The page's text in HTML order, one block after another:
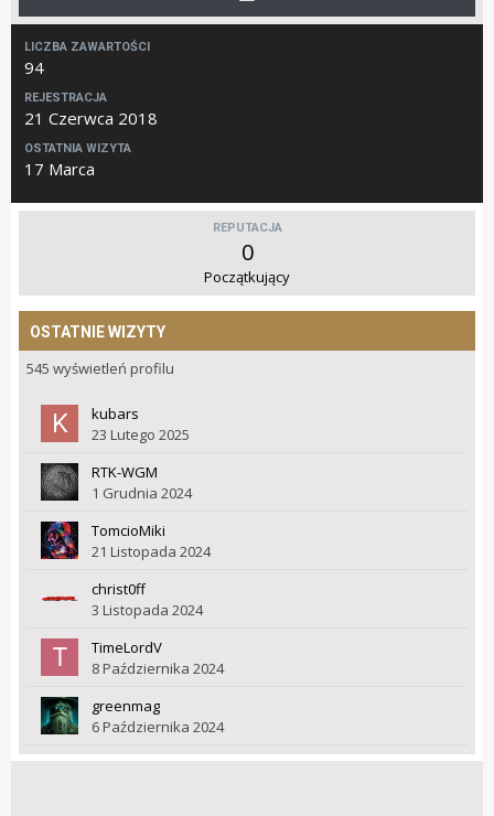
LICZBA ZAWARTOŚCI
94
REJESTRACJA
21 Czerwca 2018
OSTATNIA WIZYTA
17 Marca
REPUTACJA
0
Początkujący
OSTATNIE WIZYTY
545 wyświetleń profilu
kubars
23 Lutego 2025
RTK-WGM
1 Grudnia 2024
TomcioMiki
21 Listopada 2024
christ0ff
3 Listopada 2024
TimeLordV
8 Października 2024
greenmag
6 Października 2024